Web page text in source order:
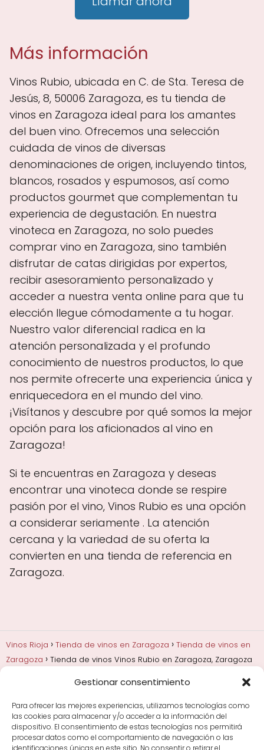
Gestionar consentimiento
Para ofrecer las mejores experiencias, utilizamos tecnologías como
las cookies para almacenar y/o acceder a la información del
dispositivo. El consentimiento de estas tecnologías nos permitirá
procesar datos como el comportamiento de navegación o las
identificaciones únicas en este sitio. No consentir o retirar el
Más información
Vinos Rubio, ubicada en C. de Sta. Teresa de
Jesús, 8, 50006 Zaragoza, es tu tienda de
vinos en Zaragoza ideal para los amantes
del buen vino. Ofrecemos una selección
cuidada de vinos de diversas
denominaciones de origen, incluyendo tintos,
blancos, rosados y espumosos, así como
productos gourmet que complementan tu
experiencia de degustación. En nuestra
vinoteca en Zaragoza, no solo puedes
comprar vino en Zaragoza, sino también
disfrutar de catas dirigidas por expertos,
recibir asesoramiento personalizado y
acceder a nuestra venta online para que tu
elección llegue cómodamente a tu hogar.
Nuestro valor diferencial radica en la
atención personalizada y el profundo
conocimiento de nuestros productos, lo que
nos permite ofrecerte una experiencia única y
enriquecedora en el mundo del vino.
¡Visítanos y descubre por qué somos la mejor
opción para los aficionados al vino en
Zaragoza!
Si te encuentras en Zaragoza y deseas
encontrar una vinoteca donde se respire
pasión por el vino, Vinos Rubio es una opción
a considerar seriamente . La atención
cercana y la variedad de su oferta la
convierten en una tienda de referencia en
Zaragoza.
Vinos Rioja Tienda de vinos en Zaragoza
Tienda de vinos en
Zaragoza
Tienda de vinos Vinos Rubio en Zaragoza, Zaragoza
Añadas, crianza y guarda
Bodegas y marcas de
Comprar vino
Rioja y guías de regalo
Cultura del vino y
curiosidades
Enoturismo en Rioja